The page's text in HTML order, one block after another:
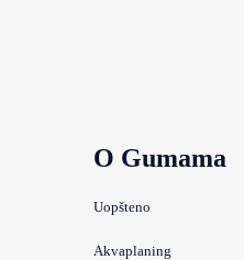
O Gumama
Uopšteno
Akvaplaning